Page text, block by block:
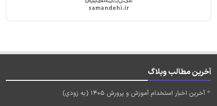
آخرین مطالب وبلاگ
آخرین اخبار استخدام آموزش و پرورش 1405 (به زودی)